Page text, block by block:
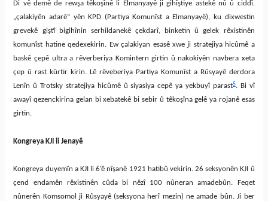
Di vê demê de rewşa têkoşînê li Elmanyayê ji gihîştiye astekê nû û ciddî.
„çalakiyên adarê“ yên KPD (Partiya Komunîst a Elmanyayê), ku dixwestin
grevekê giştî bigihînin serhildanekê çekdarî, binketin û gelek rêxistinên
komunîst hatine qedexekirin. Ew çalakiyan esasê xwe ji stratejiya hicûmê a
baskê çepê ultra a rêverberiya Komintern girtin û nakokiyên navbera xeta
çep û rast kûrtir kirin. Lê rêveberiya Partiya Komunîst a Rûsyayê derdora
Lenîn û Trotsky stratejiya hicûmê û siyasiya cepê ya yekbuyî parast5. Bi vî
awayî qezenckirina gelan bi xebatekê bi sebir û têkoşîna gelê ya rojanê esas
girtin.
Kongreya KJI li Jenayê
Kongreya duyemîn a KJI li 6‘ê nîşanê 1921 hatibû vekirin. 26 seksyonên KJI û
çend endamên rêxistinên cûda bi nêzî 100 nûneran amadebûn. Feqet
nûnerên Komsomol ji Rûsyayê (seksyona herî mezin) ne amade bûn. Ji ber